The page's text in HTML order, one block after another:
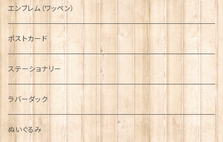
国旗＆紋章
音楽＆楽器
運動＆人物
シンボル
AIRFORCE
ARMY
エンブレム（ワッペン）
ポストカード
ステーショナリー
ラバーダック
ぬいぐるみ